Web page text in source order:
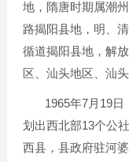
地，隋唐时期属潮
路揭阳县地，明、
循道揭阳县地，解
区、汕头地区、汕
1965年7月 19日
划出西北部13个公
西县，县政府驻河